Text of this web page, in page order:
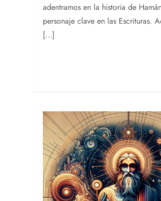
adentramos en la historia de
personaje clave en las Escrituras.
[…]